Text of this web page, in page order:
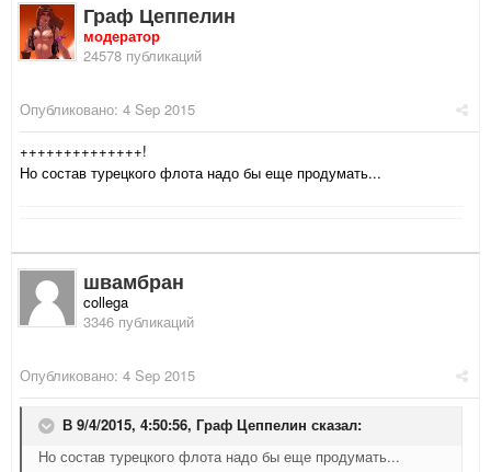
Граф Цеппелин
модератор
24578 публикаций
Опубликовано: 4 Sep 2015
++++++++++++++!
Но состав турецкого флота надо бы еще продумать...
швамбран
collega
3346 публикаций
Опубликовано: 4 Sep 2015
В 9/4/2015, 4:50:56, Граф Цеппелин сказал:
Но состав турецкого флота надо бы еще продумать...